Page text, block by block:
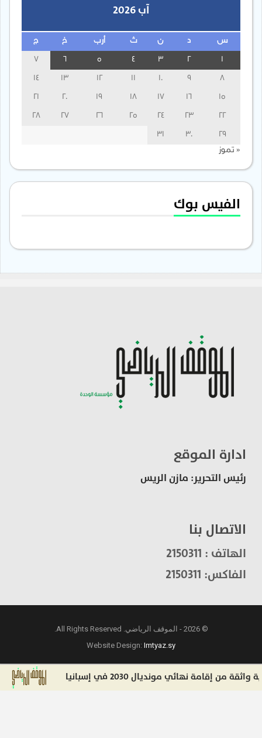
آب 2026
س ن ث أرب خ ج
3
13
14
15
16
17
18
19
20
21
22
23
24
25
26
27
28
29
30
31
« تموز
الفيس بوك
ادارة الموقع
رئيس التحرير: مازن الريس
الاتصال بنا
الهاتف : 2150311
الفاكس: 2150311
© 2026 - الموقف الرياضي. All Rights Reserved.
Website Design:Imtyaz.sy
نهائي مونديال 2030 في إسبانيا